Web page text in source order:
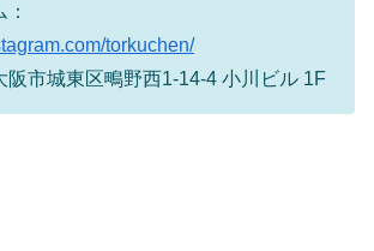
torkuchen/
阪市城東区鴫野西1-14-4 小川ビル 1F